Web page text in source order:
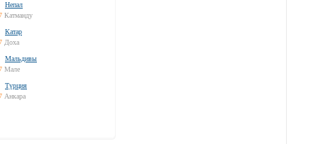
Непал
Катманду
Катар
Доха
Мальдивы
Мале
Турция
Анкара